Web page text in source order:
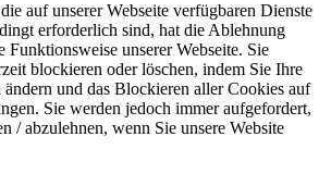
auf unserer Webseite verfügbaren Dienste
erforderlich sind, hat die Ablehnung
unserer Webseite. Sie
blockieren oder löschen, indem Sie Ihre
und das Blockieren aller Cookies auf
Sie werden jedoch immer aufgefordert,
/ abzulehnen, wenn Sie unsere Website